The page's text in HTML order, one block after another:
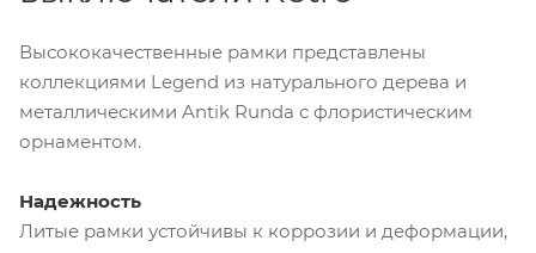
Высококачественные рамки представлены
коллекциями Legend из натурального дерева и
металлическими Antik Runda с флористическим
орнаментом.
Надежность
Литые рамки устойчивы к коррозии и деформации,